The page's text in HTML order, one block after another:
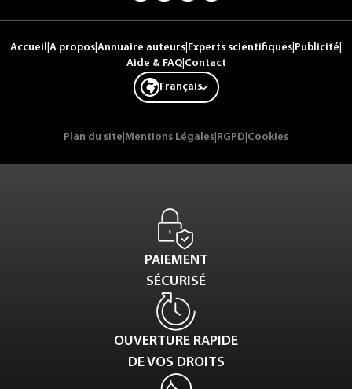
Accueil A propos Annuaire auteurs Experts scientifiques Publicité
Aide & FAQ| Contact
Français
Plan du site Mentions Légales RGPD Cookies
PAIEMENT
SÉCURISÉ
OUVERTURE RAPIDE
DE VOS DROITS